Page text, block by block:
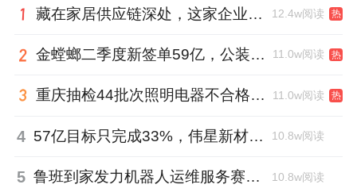
藏在家居供应链深处，这家企业正在悄悄转型 12.4w阅读 热
金螳螂二季度新签单59亿，公装业务贡献逾八成 11.0w阅读 热
重庆抽检44批次照明电器不合格，木林森全资子公司被点名 11.0w阅读 热
4 57亿目标只完成33%，伟星新材董事长金红阳达标之路还有多远？ 10.8w阅读
5 鲁班到家发力机器人运维服务赛道，邓崴与张卫军握手合作 10.8w阅读